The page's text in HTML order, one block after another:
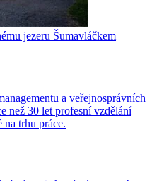
jezeru Šumavláčkem
a veřejnosprávních
než 30 let profesní vzdělání
na trhu práce.